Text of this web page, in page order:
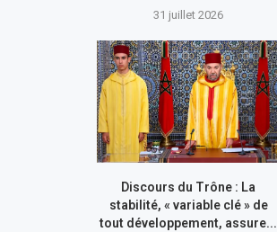
31 juillet 2026
Discours du Trône : La
stabilité, « variable clé » de
tout développement, assure...